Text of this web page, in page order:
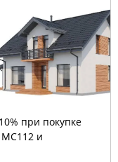
при покупке
МС112 и